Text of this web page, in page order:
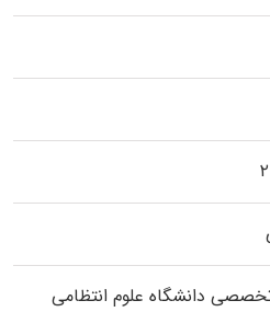
داﻧﺸﮕﺎه ﻋﻠﻮم انتظامی